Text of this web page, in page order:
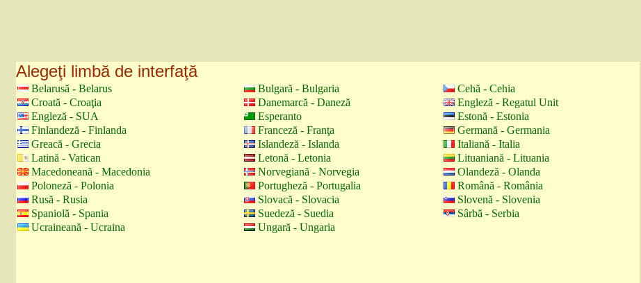
Alegeţi limbă de interfaţă
Belarusă - Belarus Bulgară - Bulgaria
Cehă - Cehia
Croată - Croaţia
Danemarcă - Daneză
Engleză - Regatul Unit
Engleză - SUA
Esperanto
Estonă - Estonia
Finlandeză - Finlanda
Franceză - Franţa
Germană - Germania
Greacă - Grecia
Islandeză - Islanda
Italiană - Italia
Latină - Vatican
Letonă - Letonia
Lituaniană - Lituania
Macedoneană - Macedonia
Norvegiană - Norvegia
Olandeză - Olanda
Poloneză - Polonia
Portugheză - Portugalia
Română - România
Rusă - Rusia
Slovacă - Slovacia
Slovenă - Slovenia
Spaniolă - Spania
Suedeză - Suedia
Sârbă - Serbia
Ucraineană - Ucraina
Ungară - Ungaria